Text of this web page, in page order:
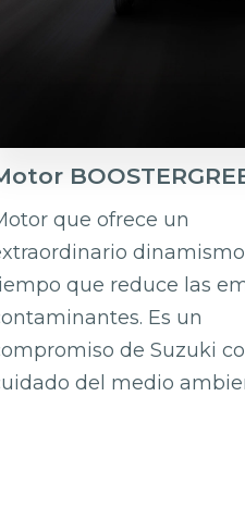
que ofrece un
dinamismo
que reduce las
Es un
de Suzuki
del medio